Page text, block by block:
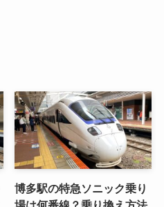
博多駅の特急ソニック乗り